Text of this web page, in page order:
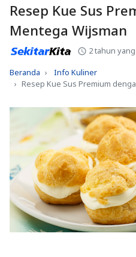
Resep Kue Sus
Mentega Wijsman
2 tahun
Beranda
Info Kuliner
Resep Kue Sus Premium